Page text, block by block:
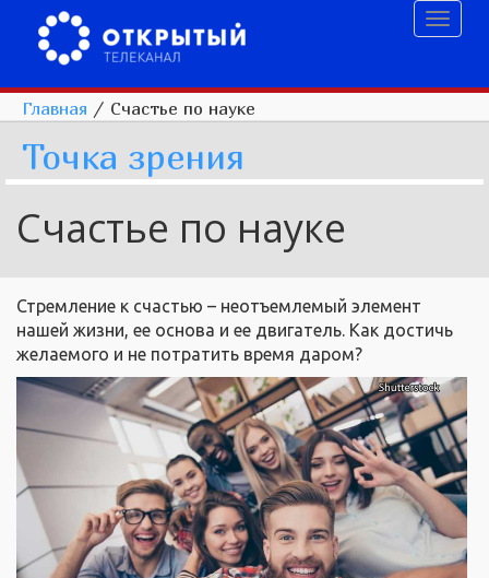
Главная / Счастье по науке
Точка зрения
Счастье по науке
Стремление к счастью – неотъемлемый элемент
нашей жизни, ее основа и ее двигатель. Как достичь
желаемого и не потратить время даром?